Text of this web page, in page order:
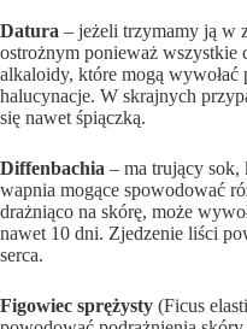
Datura – jeżeli trzymamy ją w
ostrożnym ponieważ wszystkie
alkaloidy, które mogą wywołać
halucynacje. W skrajnych
się nawet śpiączką.
Diffenbachia – ma trujący sok,
wapnia mogące spowodować
drażniąco na skórę, może
nawet 10 dni. Zjedzenie liści
serca.
Figowiec sprężysty (Ficus